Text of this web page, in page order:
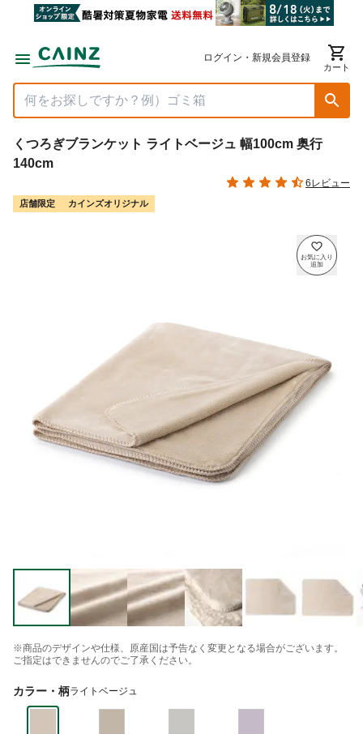
ログイン・新規会員登録
カート
くつろぎブランケット ライトベージュ 幅100cm 奥行
140cm
6レビュー
店舗限定 カインズオリジナル
※商品のデザインや仕様、原産国は予告なく変更となる場合がございます。
ご指定はできませんのでご了承ください。
カラー・柄ライトベージュ